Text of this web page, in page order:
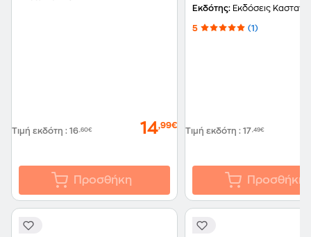
Τιμή εκδότη : 16,60€ 14,99€
Προσθήκη
γνωριμία με τη
Εκδότης: Εκδόσεις
5 (1)
Τιμή εκδότη : 17,49€
Προσθήκη